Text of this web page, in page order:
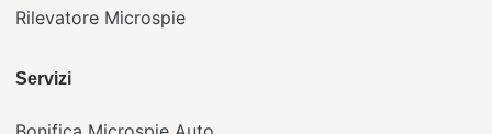
Rilevatore Microspie
Servizi